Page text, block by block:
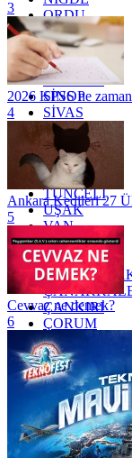
ORDU
OSMANİYE
RİZE
SAKARYA
SAMSUN
SİNOP
SİVAS
SİİRT
TEKİRDAĞ
TOKAT
TRABZON
TUNCELİ
UŞAK
VAN
YALOVA
YOZGAT
ÇANKIRI
ÇORUM
İSTANBUL
İZMİR
ŞANLIURFA
ŞIRNAK
3
2026 KPSS ne
4
Ankara Kedileri 27
5
Cevvaz ne demek?
6